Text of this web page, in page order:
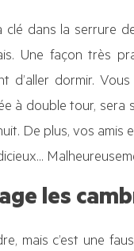
dans la serrure
Une façon très
d’aller dormir.
à double tour, sera
De plus, vos amis
les
mais c’est une